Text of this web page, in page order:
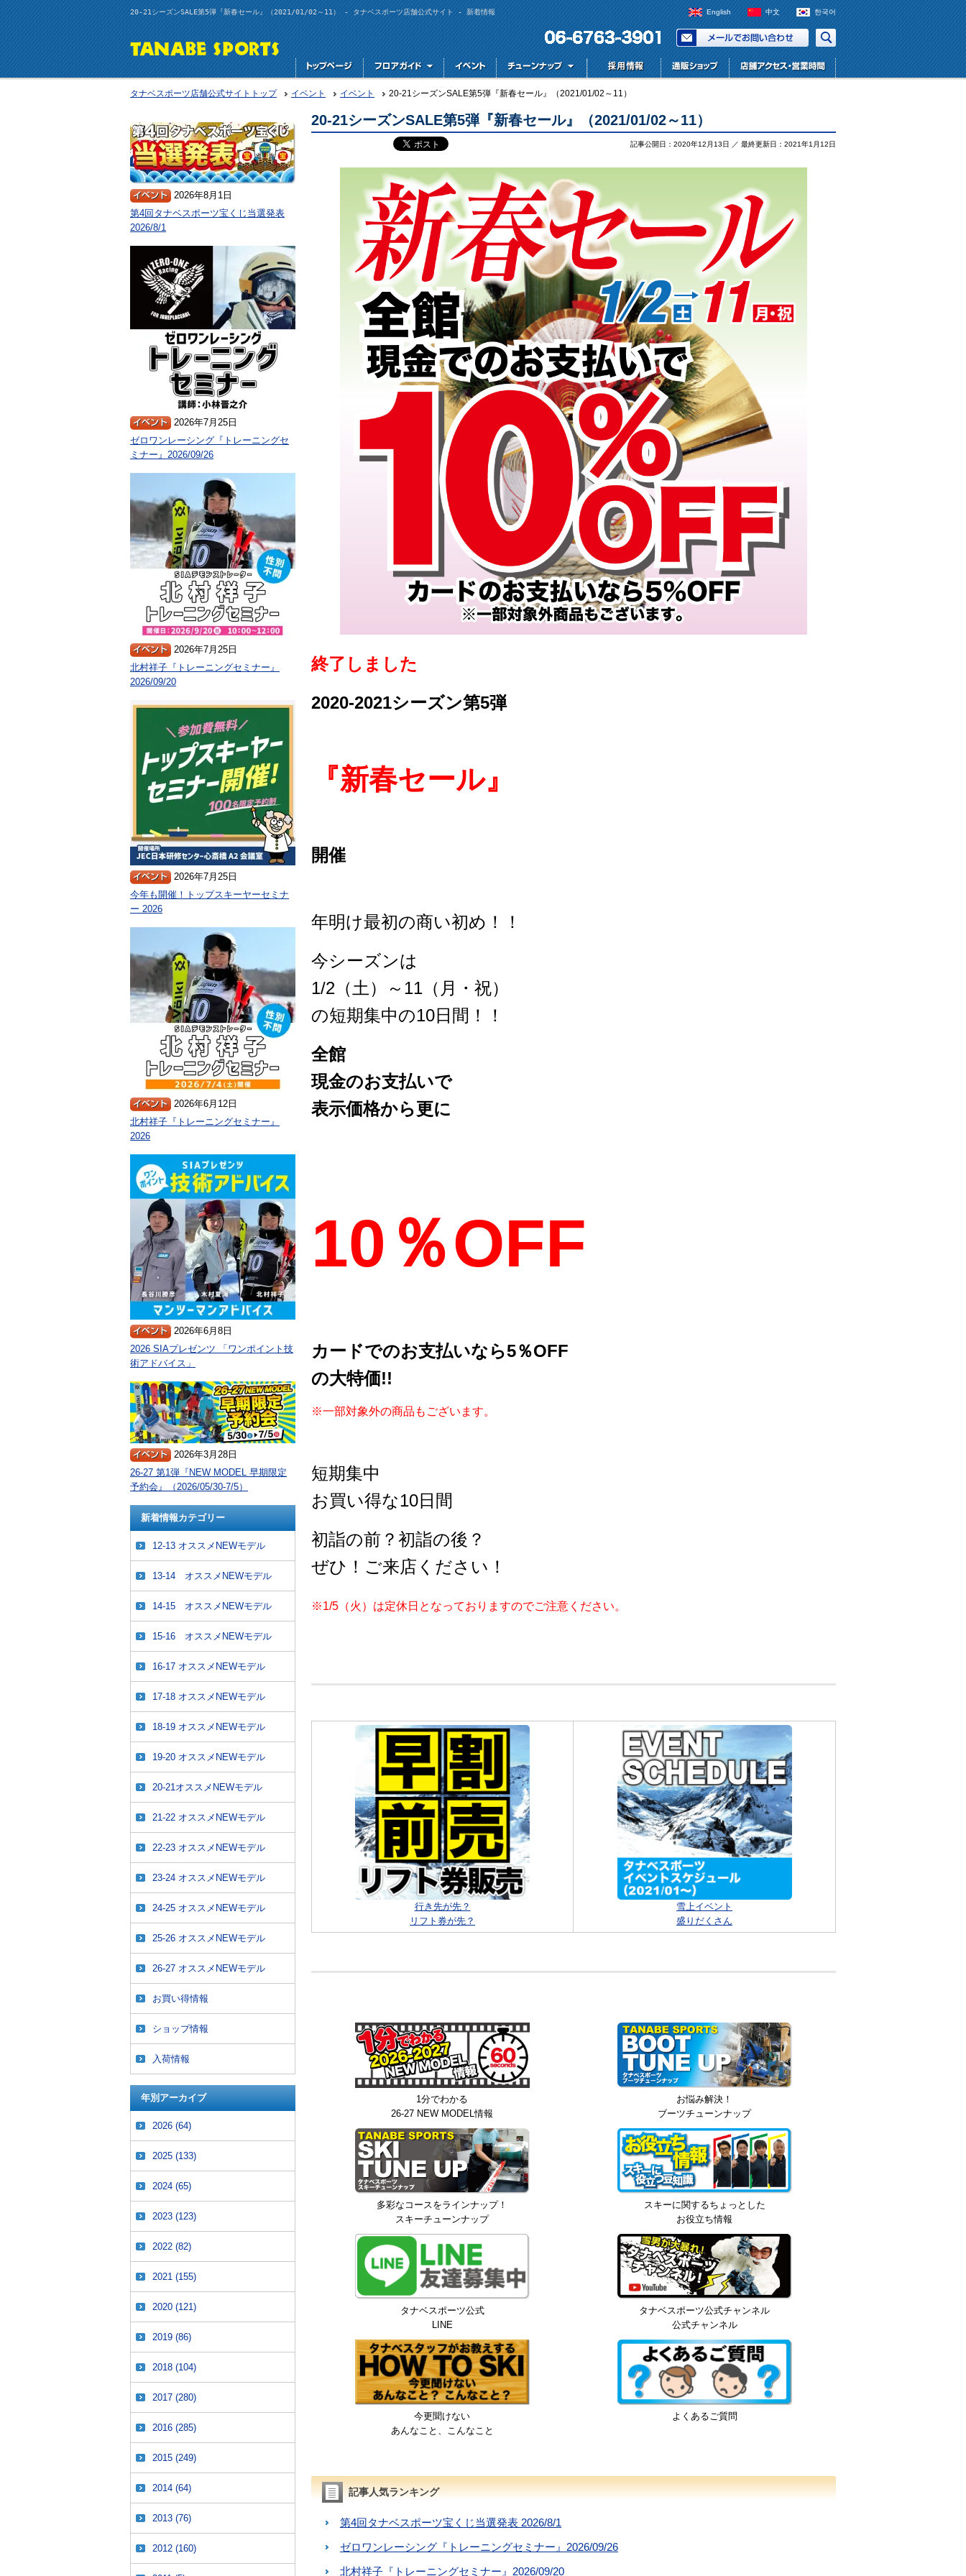
20-21シーズンSALE第5弾『新春セール』（2021/01/02～11） - タナベスポーツ店舗公式サイト - 新着情報 English 中文 한국어
タナベスポーツ店舗公式サイトトップ イベント イベント 20-21シーズンSALE第5弾『新春セール』（2021/01/02～11）
20-21シーズンSALE第5弾『新春セール』（2021/01/02～11）
記事公開日：2020年12月13日 ／ 最終更新日：2021年1月12日
終了しました
2020-2021シーズン第5弾
『新春セール』
開催
年明け最初の商い初め！！
今シーズンは
1/2（土）～11（月・祝）
の短期集中の10日間！！
全館
現金のお支払いで
表示価格から更に
10％OFF
カードでのお支払いなら5％OFF
の大特価!!
※一部対象外の商品もございます。
短期集中
お買い得な10日間
初詣の前？初詣の後？
ぜひ！ご来店ください！
※1/5（火）は定休日となっておりますのでご注意ください。
行き先が先？
リフト券が先？
雪上イベント
盛りだくさん
1分でわかる
26-27 NEW MODEL情報
お悩み解決！
ブーツチューンナップ
多彩なコースをラインナップ！
スキーチューンナップ
スキーに関するちょっとした
お役立ち情報
タナベスポーツ公式
LINE
タナベスポーツ公式チャンネル
公式チャンネル
今更聞けない
あんなこと、こんなこと
よくあるご質問
記事人気ランキング
第4回タナベスポーツ宝くじ当選発表 2026/8/1
ゼロワンレーシング『トレーニングセミナー』2026/09/26
北村祥子『トレーニングセミナー』2026/09/20
2026年8月1日
第4回タナベスポーツ宝くじ当選発表
2026/8/1
2026年7月25日
ゼロワンレーシング『トレーニングセ
ミナー』2026/09/26
2026年7月25日
北村祥子『トレーニングセミナー』
2026/09/20
2026年7月25日
今年も開催！トップスキーヤーセミナ
ー 2026
2026年6月12日
北村祥子『トレーニングセミナー』
2026
2026年6月8日
2026 SIAプレゼンツ 「ワンポイント技
術アドバイス」
2026年3月28日
26-27 第1弾『NEW MODEL 早期限定
予約会』（2026/05/30-7/5）
新着情報カテゴリー
12-13 オススメNEWモデル
13-14 オススメNEWモデル
14-15 オススメNEWモデル
15-16 オススメNEWモデル
16-17 オススメNEWモデル
17-18 オススメNEWモデル
18-19 オススメNEWモデル
19-20 オススメNEWモデル
20-21オススメNEWモデル
21-22 オススメNEWモデル
22-23 オススメNEWモデル
23-24 オススメNEWモデル
24-25 オススメNEWモデル
25-26 オススメNEWモデル
26-27 オススメNEWモデル
お買い得情報
ショップ情報
入荷情報
年別アーカイブ
2026 (64)
2025 (133)
2024 (65)
2023 (123)
2022 (82)
2021 (155)
2020 (121)
2019 (86)
2018 (104)
2017 (280)
2016 (285)
2015 (249)
2014 (64)
2013 (76)
2012 (160)